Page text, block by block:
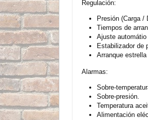
Regulación:
Presión (Carga /
Tiempos de
Ajuste automátio
Estabilizador de
Arranque estrella
Alarmas:
Sobre-
Sobre-presión.
Temperatura
Alimentación